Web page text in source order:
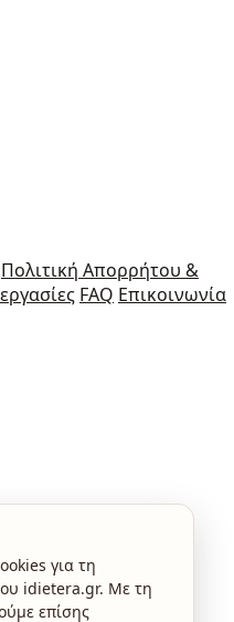
Πολιτική Απορρήτου &
FAQ Επικοινωνία
για τη
idietera.gr. Με τη
επίσης